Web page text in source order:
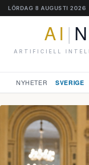
LÖRDAG 8 AUGUSTI 2026
AI |
ARTIFICIELL
NYHETER SVERIGE